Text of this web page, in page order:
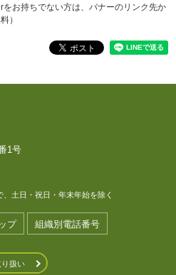
お持ちでない方は、バナーのリンク先か
）
1号
土日・祝日・年末年始を除く
プ 組織別電話番号
扱い